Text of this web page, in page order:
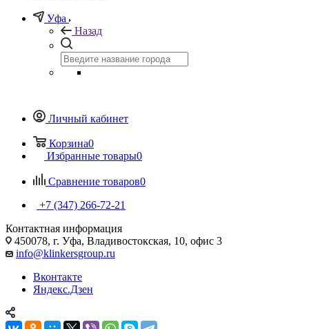
Уфа
Назад
Личный кабинет
Корзина0
Избранные товары0
Сравнение товаров0
+7 (347) 266-72-21
Контактная информация
450078, г. Уфа, Владивостокская, 10, офис 3
info@klinkersgroup.ru
Вконтакте
Яндекс.Дзен